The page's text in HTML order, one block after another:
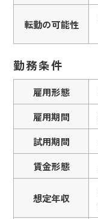
転勤の可能性
勤務条件
雇用形態
雇用期間
試用期間
賃金形態
想定年収